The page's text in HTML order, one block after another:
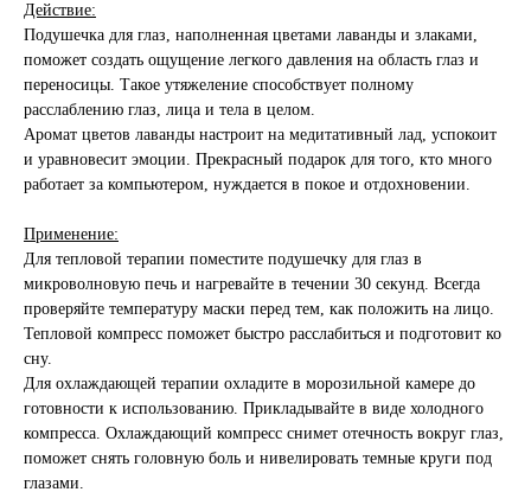
Действие:
Подушечка для глаз, наполненная цветами лаванды и злаками,
поможет создать ощущение легкого давления на область глаз и
переносицы. Такое утяжеление способствует полному
расслаблению глаз, лица и тела в целом.
Аромат цветов лаванды настроит на медитативный лад, успокоит
и уравновесит эмоции. Прекрасный подарок для того, кто много
работает за компьютером, нуждается в покое и отдохновении.
Применение:
Для тепловой терапии поместите подушечку для глаз в
микроволновую печь и нагревайте в течении 30 секунд. Всегда
проверяйте температуру маски перед тем, как положить на лицо.
Тепловой компресс поможет быстро расслабиться и подготовит ко
сну.
Для охлаждающей терапии охладите в морозильной камере до
готовности к использованию. Прикладывайте в виде холодного
компресса. Охлаждающий компресс снимет отечность вокруг глаз,
поможет снять головную боль и нивелировать темные круги под
глазами.